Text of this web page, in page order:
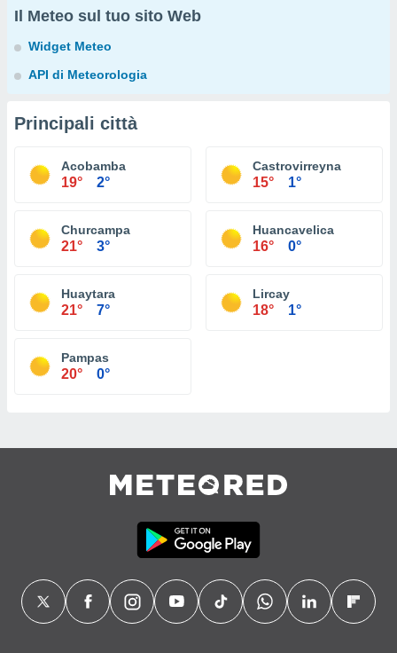
Il Meteo sul tuo sito Web
Widget Meteo
API di Meteorologia
Principali città
Acobamba
19° 2°
Castrovirreyna
15° 1°
Churcampa
21° 3°
Huancavelica
16° 0°
Huaytara
21° 7°
Lircay
18° 1°
Pampas
20° 0°